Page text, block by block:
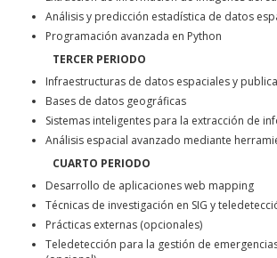
Análisis y predicción estadística de datos
Programación avanzada en Python
TERCER PERIODO
Infraestructuras de datos espaciales y
Bases de datos geográficas
Sistemas inteligentes para la extracción de
Análisis espacial avanzado mediante
CUARTO PERIODO
Desarrollo de aplicaciones web mapping
Técnicas de investigación en SIG y
Prácticas externas (opcionales)
Teledetección para la gestión de